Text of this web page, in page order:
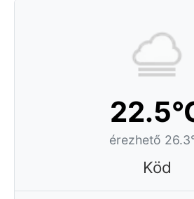
érezhető
Köd